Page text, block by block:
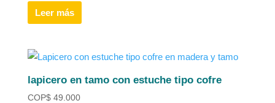
Leer más
lapicero en tamo con estuche tipo cofre
COP$49.000